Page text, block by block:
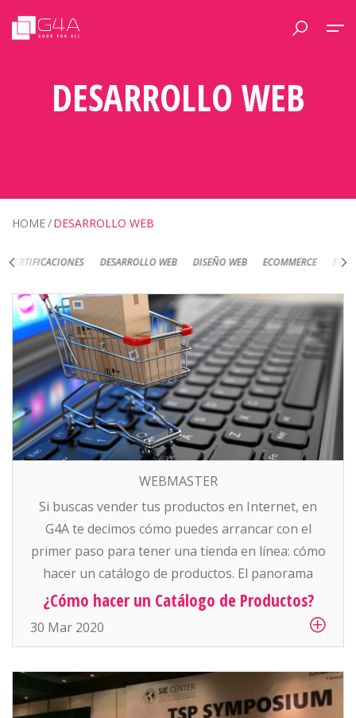
DESARROLLO WEB
HOME DESARROLLO WEB
DESARROLLO WEB DISEÑO WEB ECOMMERCE FOTOGRAFÍA DE
WEBMASTER
Si buscas vender tus productos en Internet, en
G4A te decimos cómo puedes arrancar con el
primer paso para tener una tienda en línea: cómo
hacer un catálogo de productos. El panorama
nacional e internacional ha llevado a muchos
negocios y empresas a digitalizarse, por buscar
¿Cómo hacer un Catálogo de Productos?
30 Mar 2020